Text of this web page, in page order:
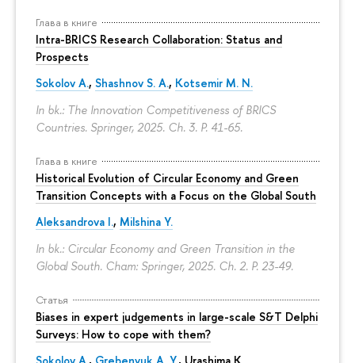
Глава в книге
Intra-BRICS Research Collaboration: Status and
Prospects
Sokolov A., Shashnov S. A., Kotsemir M. N.
In bk.: The Innovation Competitiveness of BRICS
Countries. Springer, 2025. Ch. 3. P. 41-65.
Глава в книге
Historical Evolution of Circular Economy and Green
Transition Concepts with a Focus on the Global South
Aleksandrova I., Milshina Y.
In bk.: Circular Economy and Green Transition in the
Global South. Cham: Springer, 2025. Ch. 2. P. 23-49.
Статья
Biases in expert judgements in large-scale S&T Delphi
Surveys: How to cope with them?